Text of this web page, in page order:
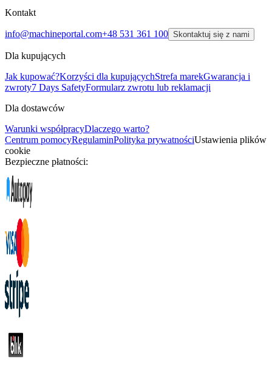
Kontakt
info@machineportal.com+48 531 361 100 Skontaktuj się z nami
Dla kupujących
Jak kupować?Korzyści dla kupującychStrefa marekGwarancja i
zwroty7 Days SafetyFormularz zwrotu lub reklamacji
Dla dostawców
Warunki współpracyDlaczego warto?
Centrum pomocyRegulaminPolityka prywatnościUstawienia plików
cookie
Bezpieczne płatności: